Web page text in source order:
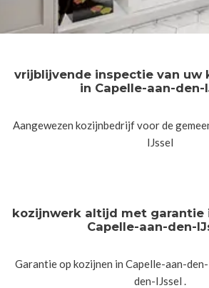
vrijblijvende inspectie van uw
in Capelle-aan-den-
Aangewezen kozijnbedrijf voor de
IJssel
kozijnwerk altijd met garantie
Capelle-aan-den-
Garantie op kozijnen in Capelle-aan-
den-IJssel .